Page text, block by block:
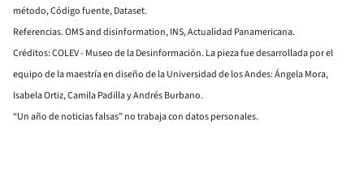
método, Código fuente, Dataset.
Referencias. OMS and disinformation, INS, Actualidad Panamericana.
Créditos: COLEV - Museo de la Desinformación. La pieza fue desarrollada por el
equipo de la maestría en diseño de la Universidad de los Andes: Ángela Mora,
Isabela Ortiz, Camila Padilla y Andrés Burbano.
“Un año de noticias falsas” no trabaja con datos personales.